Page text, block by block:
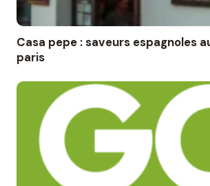
Casa pepe : saveurs espagnoles
paris